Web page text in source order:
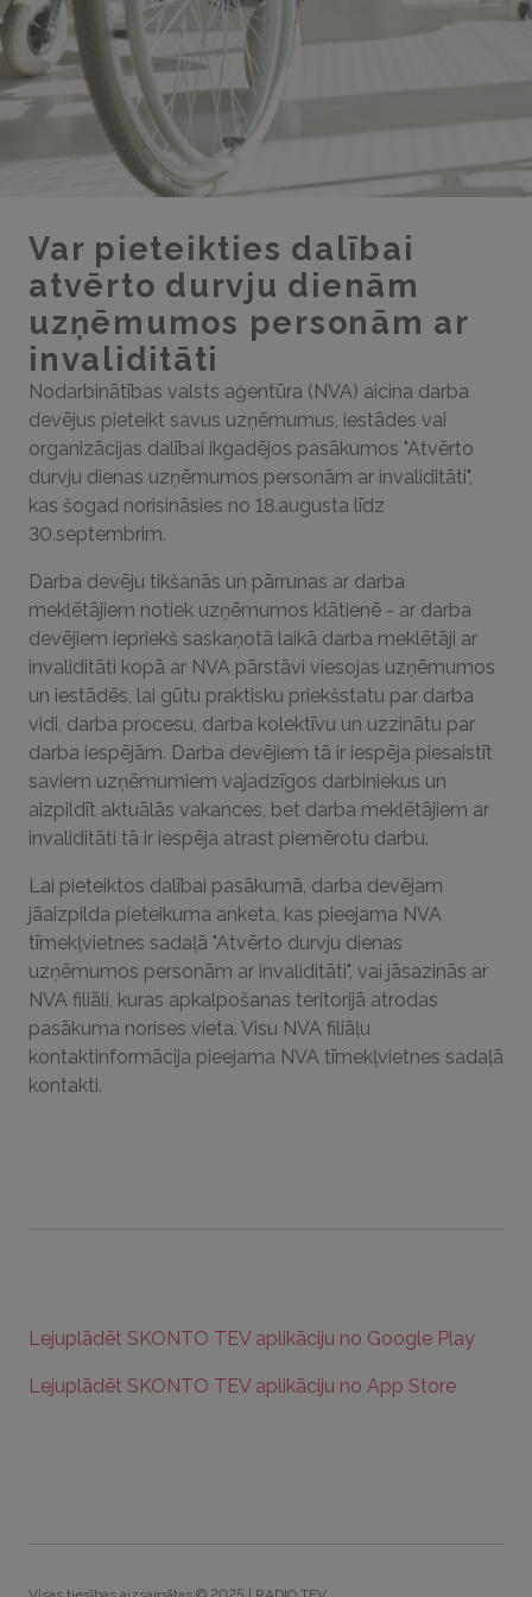
Var pieteikties dalībai
atvērto durvju dienām
uzņēmumos personām ar
invaliditāti
Nodarbinātības valsts aģentūra (NVA) aicina darba
devējus pieteikt savus uzņēmumus, iestādes vai
organizācijas dalībai ikgadējos pasākumos "Atvērto
durvju dienas uzņēmumos personām ar invaliditāti",
kas šogad norisināsies no 18.augusta līdz
30.septembrim.
Darba devēju tikšanās un pārrunas ar darba
meklētājiem notiek uzņēmumos klātienē - ar darba
devējiem iepriekš saskaņotā laikā darba meklētāji ar
invaliditāti kopā ar NVA pārstāvi viesojas uzņēmumos
un iestādēs, lai gūtu praktisku priekšstatu par darba
vidi, darba procesu, darba kolektīvu un uzzinātu par
darba iespējām. Darba devējiem tā ir iespēja piesaistīt
saviem uzņēmumiem vajadzīgos darbiniekus un
aizpildīt aktuālās vakances, bet darba meklētājiem ar
invaliditāti tā ir iespēja atrast piemērotu darbu.
Lai pieteiktos dalībai pasākumā, darba devējam
jāaizpilda pieteikuma anketa, kas pieejama NVA
tīmekļvietnes sadaļā "Atvērto durvju dienas
uzņēmumos personām ar invaliditāti", vai jāsazinās ar
NVA filiāli, kuras apkalpošanas teritorijā atrodas
pasākuma norises vieta. Visu NVA filiāļu
kontaktinformācija pieejama NVA tīmekļvietnes sadaļā
kontakti.
Lejuplādēt SKONTO TEV aplikāciju no Google Play
Lejuplādēt SKONTO TEV aplikāciju no App Store